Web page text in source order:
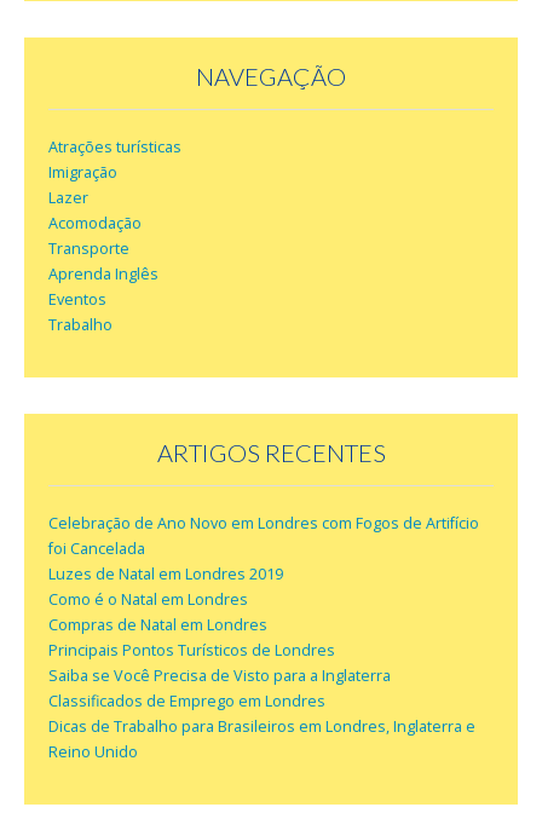
NAVEGAÇÃO
Atrações turísticas
Imigração
Lazer
Acomodação
Transporte
Aprenda Inglês
Eventos
Trabalho
ARTIGOS RECENTES
Celebração de Ano Novo em Londres com Fogos de Artifício
foi Cancelada
Luzes de Natal em Londres 2019
Como é o Natal em Londres
Compras de Natal em Londres
Principais Pontos Turísticos de Londres
Saiba se Você Precisa de Visto para a Inglaterra
Classificados de Emprego em Londres
Dicas de Trabalho para Brasileiros em Londres, Inglaterra e
Reino Unido